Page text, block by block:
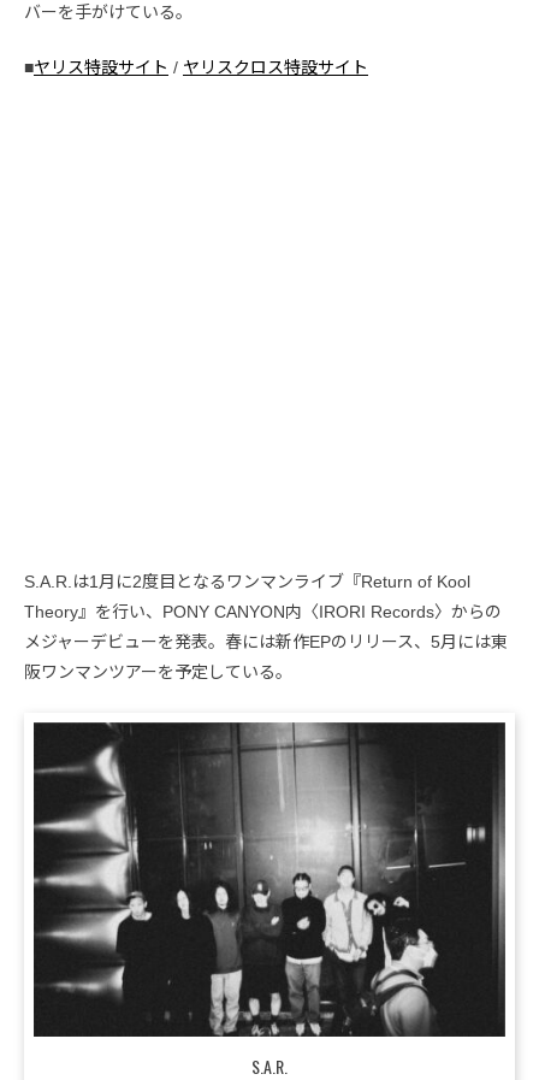
バーを手がけている。
■ヤリス特設サイト / ヤリスクロス特設サイト
S.A.R.は1月に2度目となるワンマンライブ『Return of Kool
Theory』を行い、PONY CANYON内〈IRORI Records〉からの
メジャーデビューを発表。春には新作EPのリリース、5月には東
阪ワンマンツアーを予定している。
S.A.R.